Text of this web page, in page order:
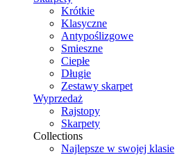
Krótkie
Klasyczne
Antypoślizgowe
Smieszne
Ciepłe
Długie
Zestawy skarpet
Wyprzedaż
Rajstopy
Skarpety
Collections
Najlepsze w swojej klasie